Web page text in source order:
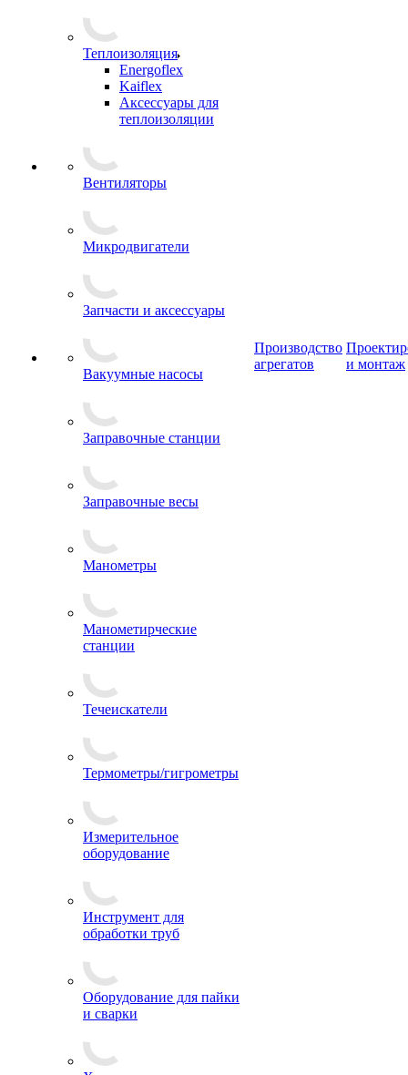
Теплоизоляция
Energoflex
Kaiflex
Аксессуары для
теплоизоляции
Вентиляторы
Микродвигатели
Запчасти и аксессуары
Вакуумные насосы
Заправочные станции
Заправочные весы
Манометры
Манометирческие
станции
Течеискатели
Термометры/гигрометры
Измерительное
оборудование
Инструмент для
обработки труб
Оборудование для пайки
и сварки
Производство
агрегатов
и монтаж